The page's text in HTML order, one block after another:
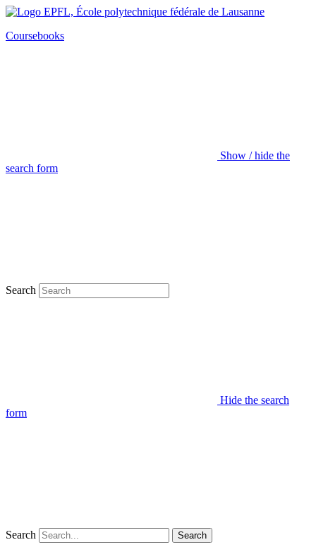
Coursebooks
Show / hide the
search form
Search
Hide the search
form
Search Search